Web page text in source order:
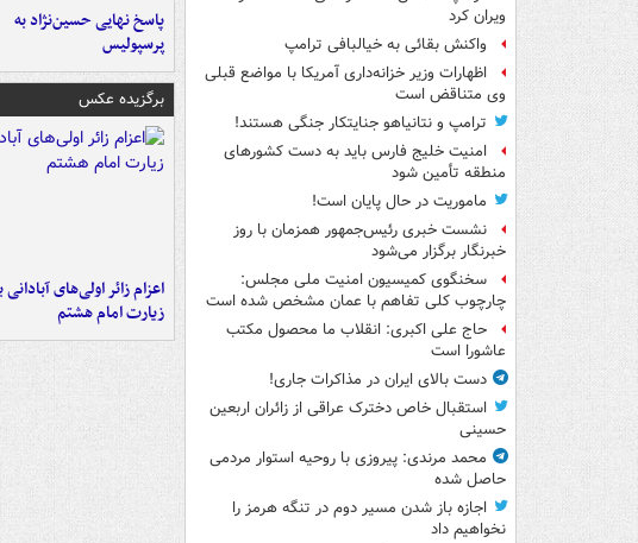
ویران کرد
واکنش بقائی به خیالبافی ترامپ
اظهارات وزیر خزانه‌داری آمریکا با مواضع قبلی
وی متناقض است
ترامپ و نتانیاهو جنایتکار جنگی هستند!
امنیت خلیج فارس باید به دست کشورهای
منطقه تأمین شود
ماموریت در حال پایان است!
نشست خبری رئیس‌جمهور همزمان با روز
خبرنگار برگزار می‌شود
سخنگوی کمیسیون امنیت ملی مجلس:
چارچوب کلی تفاهم با عمان مشخص شده است
حاج علی اکبری: انقلاب ما محصول مکتب
عاشورا است
دست بالای ایران در مذاکرات جاری!
استقبال خاص دخترک عراقی از زائران اربعین
حسینی
محمد مرندی: پیروزی با روحیه استوار مردمی
حاصل شده
اجازه باز شدن مسیر دوم در تنگه هرمز را
نخواهیم داد
پاسخ نهایی حسین‌نژاد به
پرسپولیس
برگزیده عکس
اعزام زائر اولی‌های آبادانی
زیارت امام هشتم